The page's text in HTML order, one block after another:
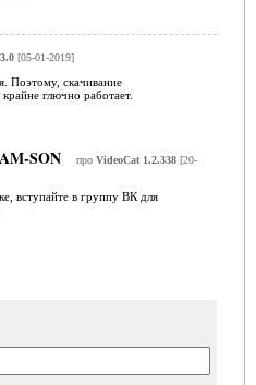
[05-01-2019]
Поэтому, скачивание
глючно работает.
SON про VideoCat 1.2.338[20-
вступайте в группу ВК для